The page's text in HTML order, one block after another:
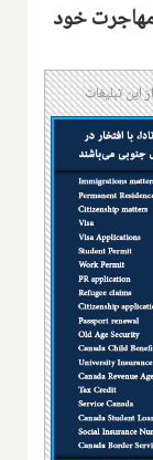
مهاجرت خود
تبلیغات